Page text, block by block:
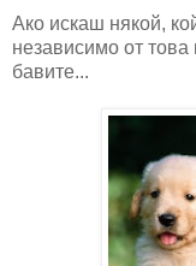
Ако искаш някой,
независимо от това
бавите...